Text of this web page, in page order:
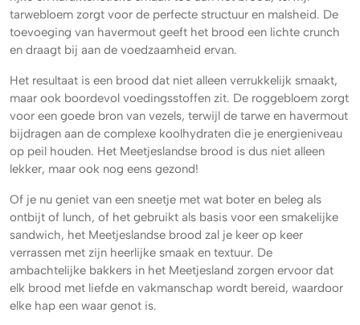
tarwebloem zorgt voor de perfecte structuur en malsheid. De
toevoeging van havermout geeft het brood een lichte crunch
en draagt bij aan de voedzaamheid ervan.
Het resultaat is een brood dat niet alleen verrukkelijk smaakt,
maar ook boordevol voedingsstoffen zit. De roggebloem zorgt
voor een goede bron van vezels, terwijl de tarwe en havermout
bijdragen aan de complexe koolhydraten die je energieniveau
op peil houden. Het Meetjeslandse brood is dus niet alleen
lekker, maar ook nog eens gezond!
Of je nu geniet van een sneetje met wat boter en beleg als
ontbijt of lunch, of het gebruikt als basis voor een smakelijke
sandwich, het Meetjeslandse brood zal je keer op keer
verrassen met zijn heerlijke smaak en textuur. De
ambachtelijke bakkers in het Meetjesland zorgen ervoor dat
elk brood met liefde en vakmanschap wordt bereid, waardoor
elke hap een waar genot is.